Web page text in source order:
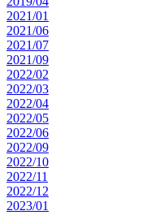
2021/01
2021/06
2021/07
2021/09
2022/02
2022/03
2022/04
2022/05
2022/06
2022/09
2022/10
2022/11
2022/12
2023/01